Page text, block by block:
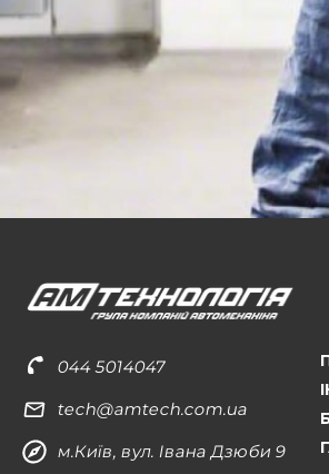
044 5014047
tech@amtech.com.ua
м.Київ, вул. Івана Дзюби 9